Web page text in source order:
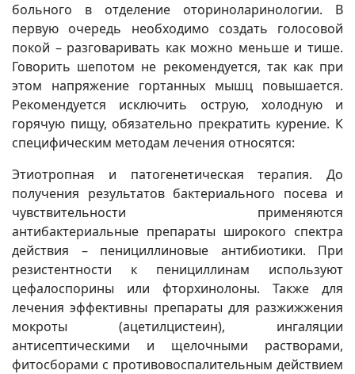
больного в отделение оториноларинологии. В
первую очередь необходимо создать голосовой
покой – разговаривать как можно меньше и тише.
Говорить шепотом не рекомендуется, так как при
этом напряжение гортанных мышц повышается.
Рекомендуется исключить острую, холодную и
горячую пищу, обязательно прекратить курение. К
специфическим методам лечения относятся:
Этиотропная и патогенетическая терапия. До
получения результатов бактериального посева и
чувствительности применяются
антибактериальные препараты широкого спектра
действия – пенициллиновые антибиотики. При
резистентности к пенициллинам используют
цефалоспорины или фторхинолоны. Также для
лечения эффективны препараты для разжижжения
мокроты (ацетилцистеин), ингаляции
антисептическими и щелочными растворами,
фитосборами с противовоспалительным действием